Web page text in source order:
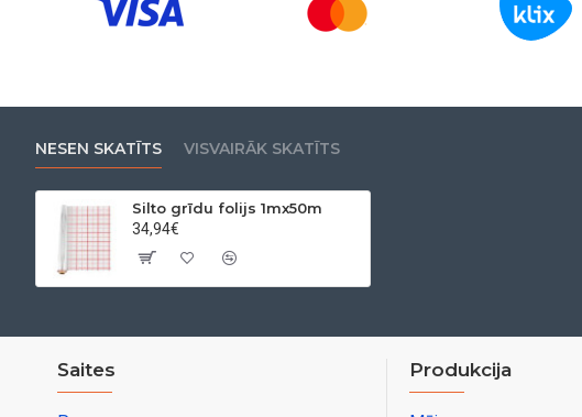
NESEN SKATĪTS VISVAIRĀK SKATĪTS
Silto grīdu folijs 1mx50m
34,94€
Saites Produkcija